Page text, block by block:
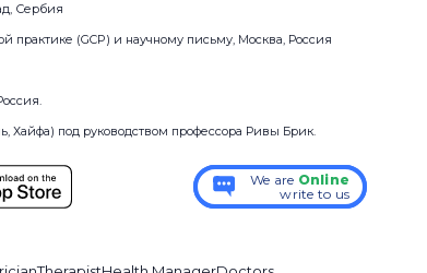
Сербия
(GCP) и научному письму, Москва, Россия
Хайфа) под руководством профессора Ривы Брик.
We are Online
write to us
We are Online
write to us